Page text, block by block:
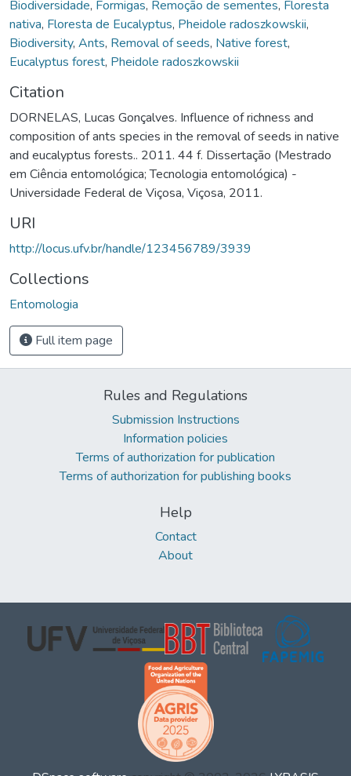
Biodiversidade, Formigas, Remoção de sementes, Floresta
nativa, Floresta de Eucalyptus, Pheidole radoszkowskii,
Biodiversity, Ants, Removal of seeds, Native forest,
Eucalyptus forest, Pheidole radoszkowskii
Citation
DORNELAS, Lucas Gonçalves. Influence of richness and
composition of ants species in the removal of seeds in native
and eucalyptus forests.. 2011. 44 f. Dissertação (Mestrado
em Ciência entomológica; Tecnologia entomológica) -
Universidade Federal de Viçosa, Viçosa, 2011.
URI
http://locus.ufv.br/handle/123456789/3939
Collections
Entomologia
Full item page
Rules and Regulations
Submission Instructions
Information policies
Terms of authorization for publication
Terms of authorization for publishing books
Help
Contact
About